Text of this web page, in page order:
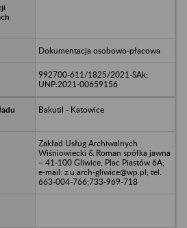
Dokumentacja osobowo-płacowa
992700-611/1825/2021-SAk;
UNP:2021-00659156
Bakutil - Katowice
Zakład Usług Archiwalnych
Wiśniowiecki & Roman spółka jawna
– 41-100 Gliwice, Plac Piastów 6A;
e-mail: z.u.arch-gliwice@wp.pl; tel.
663-004-766;733-969-718